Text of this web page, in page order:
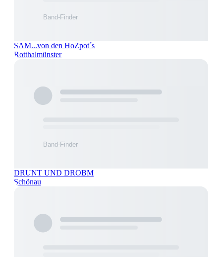
SAM...von den HoZpot´s
Rotthalmünster
DRUNT UND DROBM
Schönau